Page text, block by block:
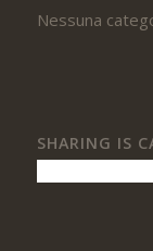
Nessuna
SHARING IS